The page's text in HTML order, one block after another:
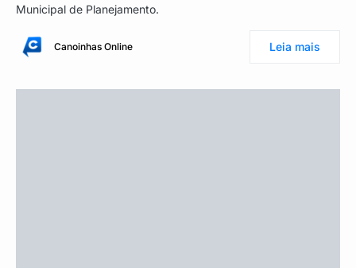
Municipal de Planejamento.
Canoinhas Online Leia mais